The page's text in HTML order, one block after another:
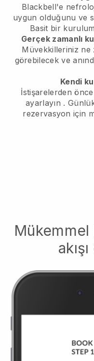
Blackbell'e
uygun olduğunu ve
Basit bir
Gerçek zamanlı
Müvekkilleriniz ne
görebilecekve
Kendi
İstişarelerden
ayarlayın .
rezervasyon için